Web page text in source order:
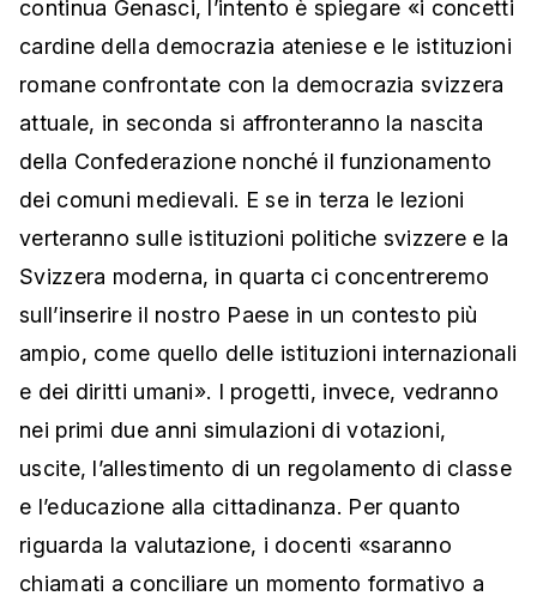
continua Genasci, l’intento è spiegare «i concetti
cardine della democrazia ateniese e le istituzioni
romane confrontate con la democrazia svizzera
attuale, in seconda si affronteranno la nascita
della Confederazione nonché il funzionamento
dei comuni medievali. E se in terza le lezioni
verteranno sulle istituzioni politiche svizzere e la
Svizzera moderna, in quarta ci concentreremo
sull’inserire il nostro Paese in un contesto più
ampio, come quello delle istituzioni internazionali
e dei diritti umani». I progetti, invece, vedranno
nei primi due anni simulazioni di votazioni,
uscite, l’allestimento di un regolamento di classe
e l’educazione alla cittadinanza. Per quanto
riguarda la valutazione, i docenti «saranno
chiamati a conciliare un momento formativo a